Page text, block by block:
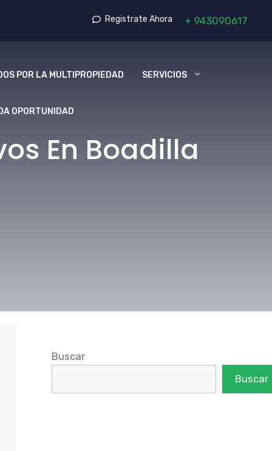
Registrate Ahora + 943090617
POR LA MULTIPROPIEDAD SERVICIOS
OPORTUNIDAD
En Boadilla
Buscar
Buscar